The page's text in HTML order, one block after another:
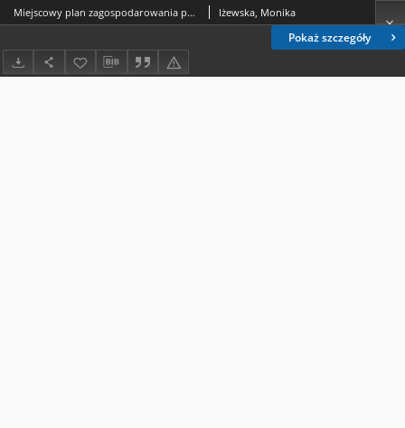
Pokaż szczegóły
Miejscowy plan zagospodarowania przestrzennego jako źródło prawa powszechnie obowiązującego Iżewska, Monika